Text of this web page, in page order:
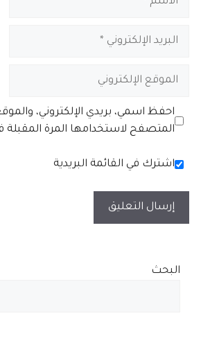
البريد
الموقع
الإلكتروني
احفظ اسمي، بريدي الإلكتروني،
المتصفح لاستخدامها المرة المقبلة
اشترك في القائمة البريدية
البحث